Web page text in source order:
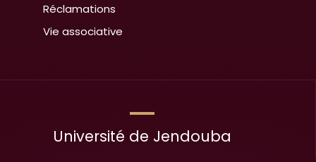
Réclamations
Vie associative
Université de Jendouba